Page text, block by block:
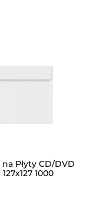
Płyty CD/DVD
1000